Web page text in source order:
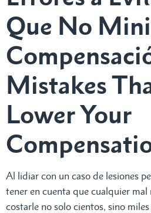
Que No
Mistakes
Lower Your
Al lidiar con un caso de lesiones
tener en cuenta que cualquier
costarle no solo cientos, sino